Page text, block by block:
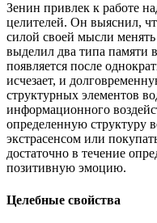
Зенин привлек к работе
целителей. Он выяснил,
силой своей мысли
выделил два типа памяти
появляется после
исчезает, и
структурных элементов
информационного
определенную структуру
экстрасенсом или
достаточно в течение
позитивную эмоцию.
Целебные свойства